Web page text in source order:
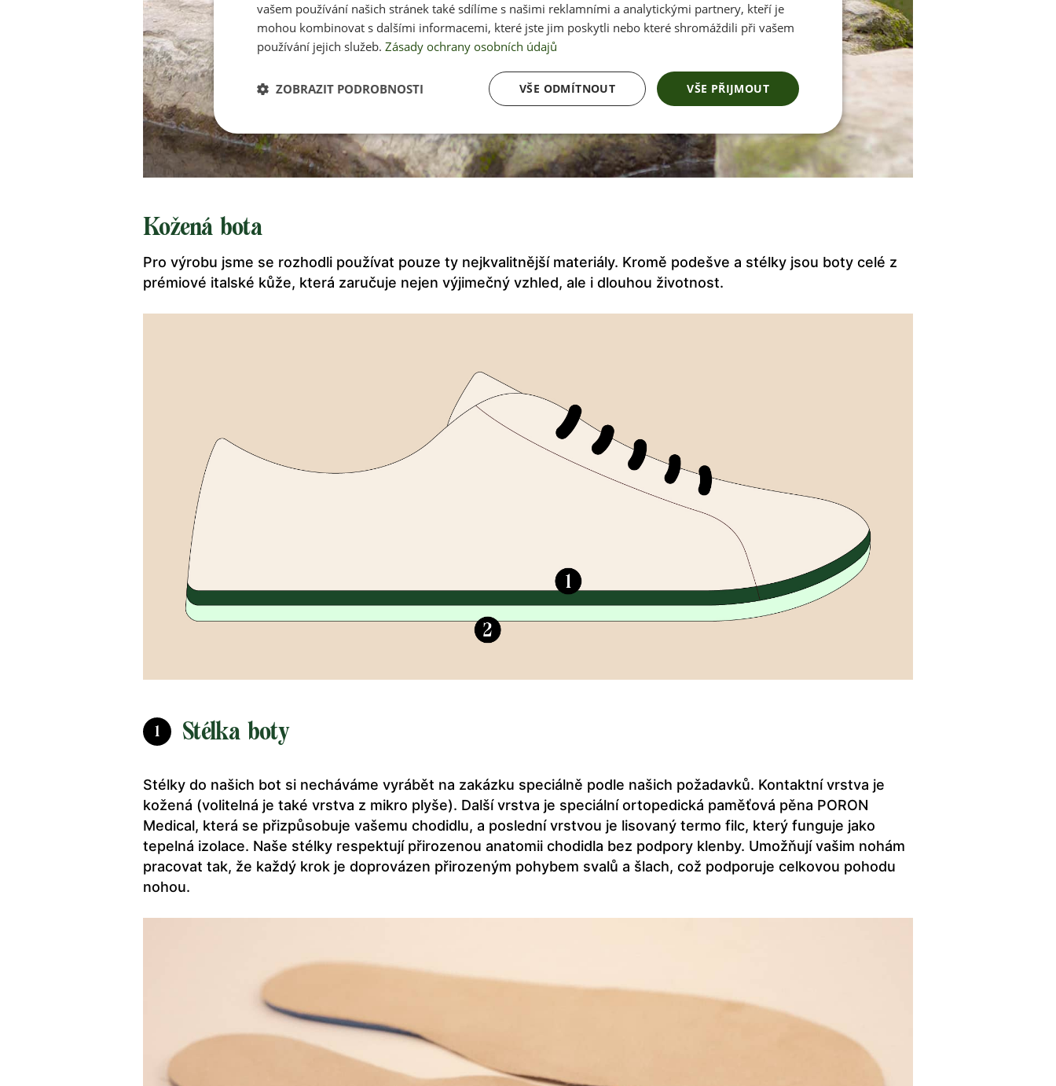
Kožená bota
Pro výrobu jsme se rozhodli používat pouze ty nejkvalitnější materiály. Kromě podešve a stélky jsou boty celé z
prémiové italské kůže, která zaručuje nejen výjimečný vzhled, ale i dlouhou životnost.
1 Stélka boty
Stélky do našich bot si necháváme vyrábět na zakázku speciálně podle našich požadavků. Kontaktní vrstva je
kožená (volitelná je také vrstva z mikro plyše). Další vrstva je speciální ortopedická paměťová pěna PORON
Medical, která se přizpůsobuje vašemu chodidlu, a poslední vrstvou je lisovaný termo filc, který funguje jako
tepelná izolace. Naše stélky respektují přirozenou anatomii chodidla bez podpory klenby. Umožňují vašim nohám
pracovat tak, že každý krok je doprovázen přirozeným pohybem svalů a šlach, což podporuje celkovou pohodu
nohou.
ENGLISH
vašem používání našich stránek také sdílíme s našimi reklamními a analytickými partnery, kteří je
mohou kombinovat s dalšími informacemi, které jste jim poskytli nebo které shromáždili při vašem
používání jejich služeb. Zásady ochrany osobních údajů
VŠE PŘIJMOUT
VŠE ODMÍTNOUT
ZOBRAZIT PODROBNOSTI